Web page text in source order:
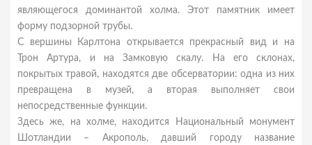
являющегося доминантой холма. Этот памятник имеет
форму подзорной трубы.
С вершины Карлтона открывается прекрасный вид и на
Трон Артура, и на Замковую скалу. На его склонах,
покрытых травой, находятся две обсерватории: одна из них
превращена в музей, а вторая выполняет свои
непосредственные функции.
Здесь же, на холме, находится Национальный монумент
Шотландии – Акрополь, давший городу название